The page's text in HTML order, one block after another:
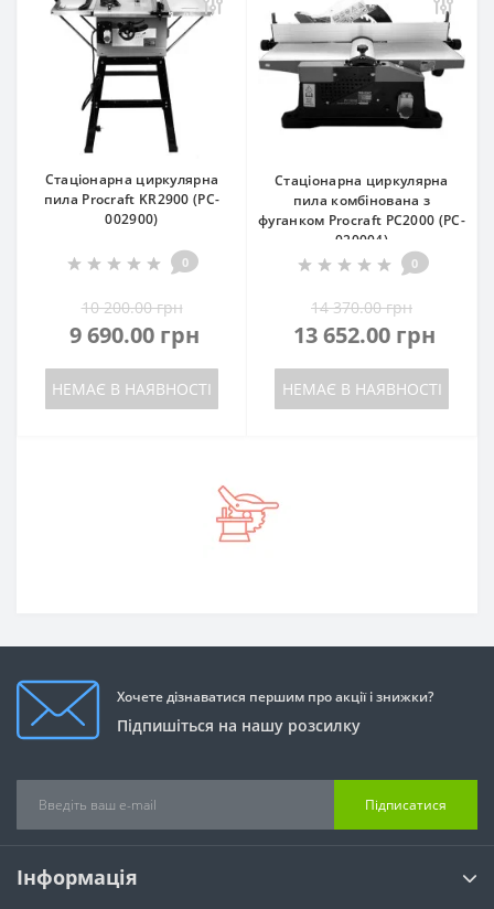
Стаціонарна циркулярна
пила Procraft KR2900 (PC-
002900)
0
10 200.00 грн
9 690.00 грн
НЕМАЄ В НАЯВНОСТІ
Стаціонарна циркулярна
пила комбінована з
фуганком Procraft PC2000 (PC-
020004)
0
14 370.00 грн
13 652.00 грн
НЕМАЄ В НАЯВНОСТІ
Хочете дізнаватися першим про акції і знижки?
Підпишіться на нашу розсилку
Підписатися
Інформація